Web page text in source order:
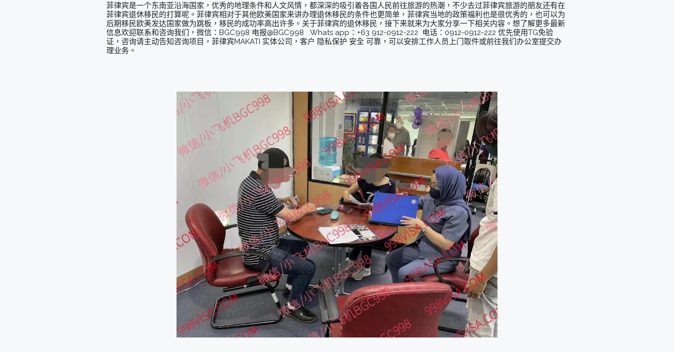
菲律宾是一个东南亚沿海国家，优秀的地理条件和人文风情，都深深的吸引着各国人民前往旅游的热潮，不少去过菲律宾旅游的朋友还有在
菲律宾退休移民的打算呢。菲律宾相对于其他欧美国家来讲办理退休移民的条件也更简单，菲律宾当地的政策福利也是很优秀的，也可以为
后期移民欧美发达国家做为跳板，移民的成功率高出许多。关于菲律宾的退休移民，接下来就来为大家分享一下相关内容。想了解更多最新
信息欢迎联系和咨询我们，微信：BGC998 电报@BGC998 Whats app：+63 912-0912-222 电话：0912-0912-222 优先使用TG免验
证，咨询请主动告知咨询项目，菲律宾MAKATI 实体公司，客户 隐私保护 安全 可靠，可以安排工作人员上门取件或前往我们办公室提交办
理业务。